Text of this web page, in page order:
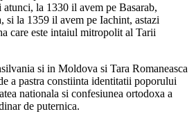
atunci, la 1330 il avem pe Basarab,
si la 1359 il avem pe Iachint, astazi
care este intaiul mitropolit al Tarii
si in Moldova si Tara Romaneasca
a pastra constiinta identitatii poporului
nationala si confesiunea ortodoxa a
de puternica.